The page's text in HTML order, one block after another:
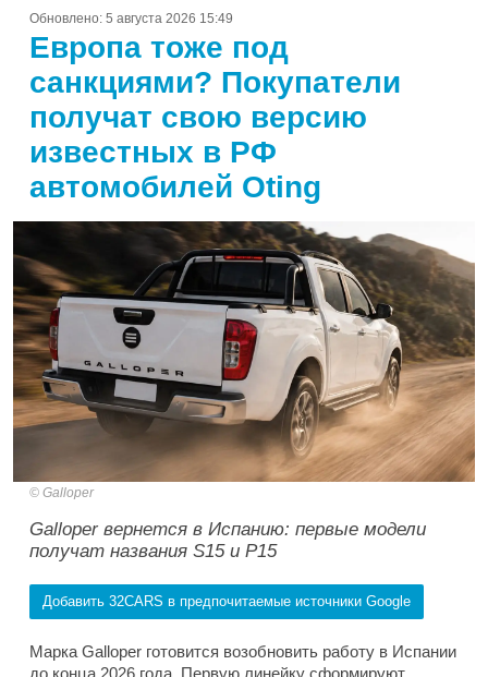
Обновлено: 5 августа 2026 15:49
Европа тоже под
санкциями? Покупатели
получат свою версию
известных в РФ
автомобилей Oting
Galloper
Galloper вернется в Испанию: первые модели
получат названия S15 и P15
Добавить 32CARS в предпочитаемые источники Google
Марка Galloper готовится возобновить работу в Испании
до конца 2026 года. Первую линейку сформируют